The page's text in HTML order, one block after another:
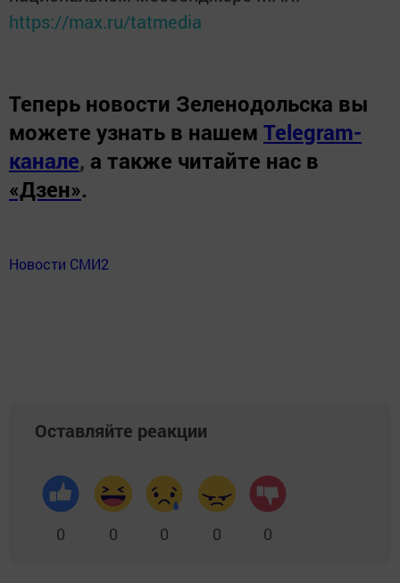
https://max.ru/tatmedia
Теперь новости Зеленодольска вы
можете узнать в нашем Telegram-
канале, а также читайте нас в
«Дзен».
Новости СМИ2
Оставляйте реакции
0 0 0 0 0